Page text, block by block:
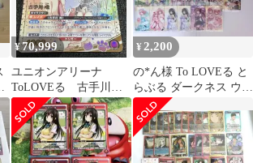
¥70,999
ユニオンアリーナ
ToLOVEる 古手川
唯 SR★★
¥ 2,200
の*ん様 To LOVEる と
らぶる ダークネス ウエ
ハース化計画 まとめ売
り